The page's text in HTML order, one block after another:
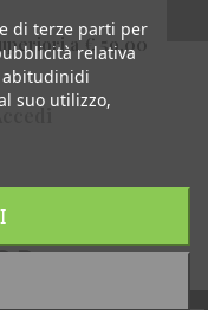
a € 59,00
di terze parti per
relativa
abitudinidi
suo utilizzo,